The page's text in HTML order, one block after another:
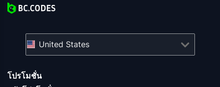
โปรโมชั่น
United States